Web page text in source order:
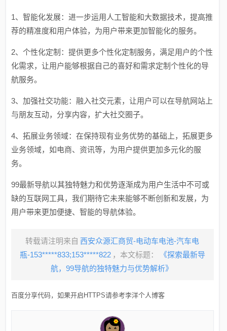
1、智能化发展：进一步运用人工智能和大数据技术，提高推
荐的精准度和用户体验，为用户带来更加智能化的服务。
2、个性化定制：提供更多个性化定制服务，满足用户的个性
化需求，让用户能够根据自己的喜好和需求定制个性化的导
航服务。
3、加强社交功能：融入社交元素，让用户可以在导航网站上
与朋友互动，分享内容，扩大社交圈子。
4、拓展业务领域：在保持现有业务优势的基础上，拓展更多
业务领域，如电商、资讯等，为用户提供更加多元化的服
务。
99最新导航以其独特魅力和优势逐渐成为用户生活中不可或
缺的互联网工具，我们期待它未来能够不断创新和发展，为
用户带来更加便捷、智能的导航体验。
转载请注明来自 西安众源汇商贸-电动车电池-汽车电
瓶-153*****833;153*****822 ，本文标题：
《探索最新导
航，99导航的独特魅力与优势解析》
百度分享代码，如果开启HTTPS请参考李洋个人博客